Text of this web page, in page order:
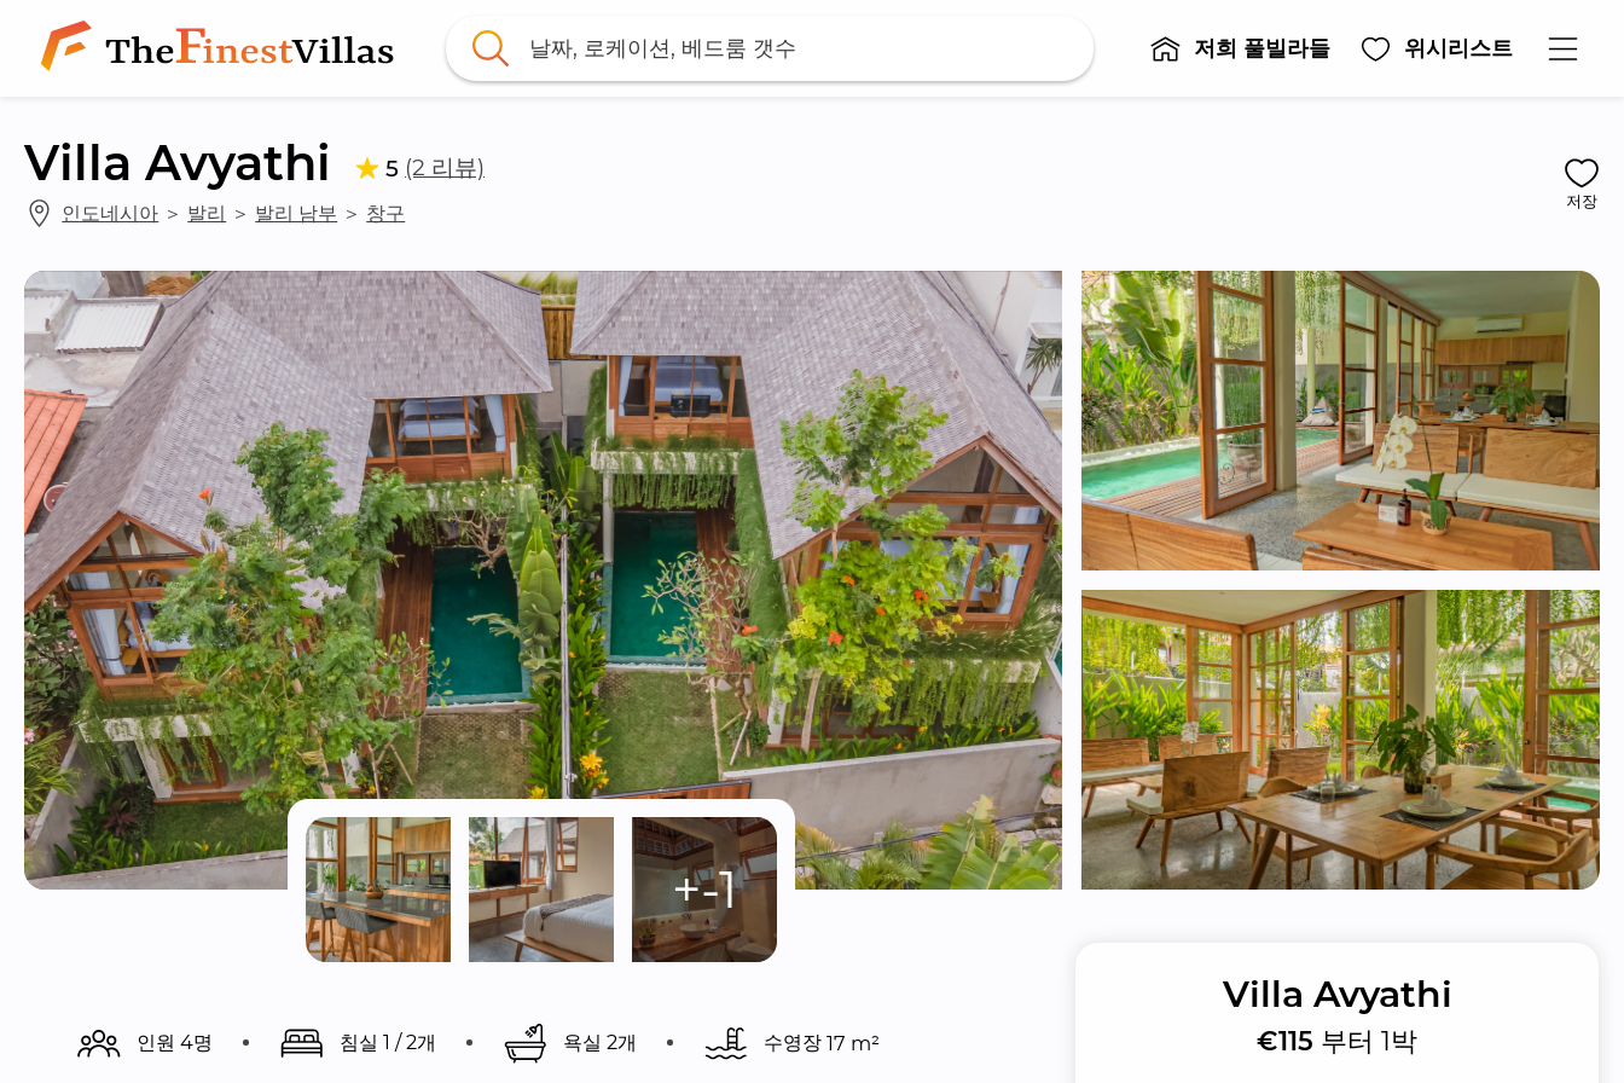
날짜, 로케이션, 베드룸 갯수 저희 풀빌라들 위시리스트
Villa Avyathi 5 (2 리뷰)
인도네시아 ＞ 발리 ＞ 발리 남부 ＞ 창구 저장
+-1
인원 4명 침실 1 / 2개 욕실 2개 수영장 17 m²
Villa Avyathi
€115 부터 1박